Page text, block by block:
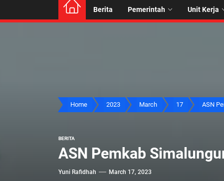
Berita Pemerintah Unit Kerja
Home 2023 March 17 ASN
BERITA
ASN Pemkab
Yuni Rafidhah March 17, 2023